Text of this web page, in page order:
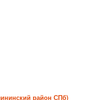
район СПб)